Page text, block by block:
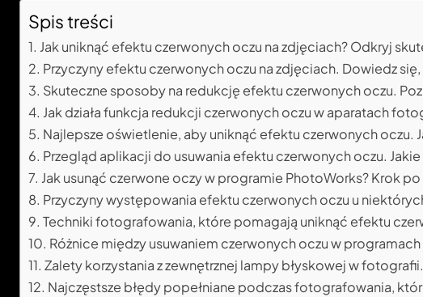
Spis treści
Jak uniknąć efektu czerwonych oczu na zdjęciach? Odkryj
Przyczyny efektu czerwonych oczu na zdjęciach. Dowiedz
Skuteczne sposoby na redukcję efektu czerwonych oczu.
Jak działa funkcja redukcji czerwonych oczu w aparatach
Najlepsze oświetlenie, aby uniknąć efektu czerwonych oczu.
Przegląd aplikacji do usuwania efektu czerwonych oczu.
Jak usunąć czerwone oczy w programie PhotoWorks? Krok
Przyczyny występowania efektu czerwonych oczu u
Techniki fotografowania, które pomagają uniknąć efektu
Różnice między usuwaniem czerwonych oczu w
Zalety korzystania z zewnętrznej lampy błyskowej w
Najczęstsze błędy popełniane podczas fotografowania,